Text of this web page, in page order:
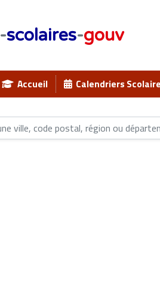
-scolaires-gouv
Accueil Calendriers